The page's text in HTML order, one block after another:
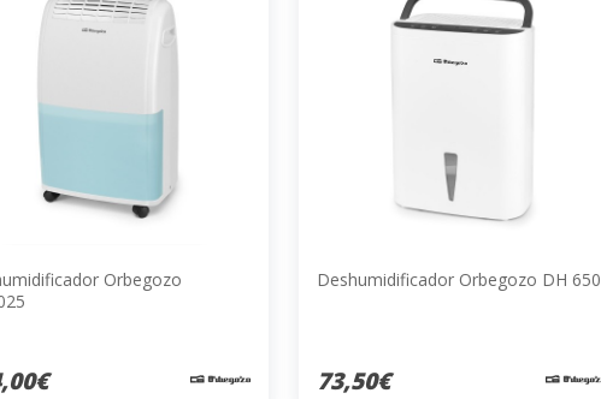
Orbegozo
Deshumidificador Orbegozo DH 650
73,50€